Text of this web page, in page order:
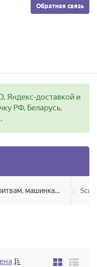
Обратная связь
Яндекс-доставкой и
РФ, Беларусь,
Запчасти к бритвам, машинкам для стрижки, фенам, эпиляторам, зубным щёткам